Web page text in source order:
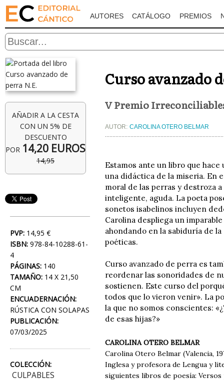
AUTORES CATÁLOGO PREMIOS
AÑADIR A LA CESTA
CON UN 5% DE
DESCUENTO
POR 14,20 EUROS
14,95
PVP: 14,95 €
ISBN: 978-84-10288-61-
4
PÁGINAS: 140
TAMAÑO: 14 X 21,50
CM
ENCUADERNACIÓN:
RÚSTICA CON SOLAPAS
PUBLICACIÓN:
07/03/2025
COLECCIÓN:
CULPABLES
Curso avanzado
V Premio
AUTOR: CAROLINA OTERO BELMAR
Estamos ante un libro que
una didáctica de la miseria. En
moral de las perras y destroza
inteligente, aguda. La poeta
sonetos isabelinos incluyen
Carolina despliega un
ahondando en la sabiduría de
poéticas.
Curso avanzado de perra es
reordenar las sonoridades de
sostienen. Este curso del
todos que lo vieron venir». La
la que no somos conscientes:
de esas hijas?»
CAROLINA OTERO BELMAR
Carolina Otero Belmar (Valencia,
Inglesa y profesora de Lengua y
siguientes libros de poesía: Versos